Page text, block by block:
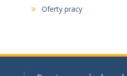
Oferty pracy